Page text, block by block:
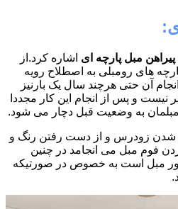
پیراهن مبل پارچه ای اشاره کرد.از
های رومبلی به اصطلاح رویه
آن حتی هرچند سال یک بارنیز
نیست و پس از انجام این کار مجددا
به وضعیت قبل دچار می شود.
شدن زودرس و از دست رفتن رنگ و
فوم مبل می انجامد در چنین
مبل است به خصوص در صورتیکه